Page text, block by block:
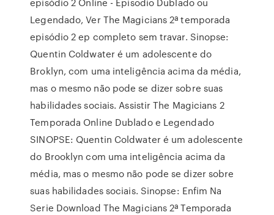
Legendado, Ver The Magicians 2ª temporada
episódio 2 ep completo sem travar. Sinopse:
Quentin Coldwater é um adolescente do
Broklyn, com uma inteligência acima da média,
mas o mesmo não pode se dizer sobre suas
habilidades sociais. Assistir The Magicians 2
Temporada Online Dublado e Legendado
SINOPSE: Quentin Coldwater é um adolescente
do Brooklyn com uma inteligência acima da
média, mas o mesmo não pode se dizer sobre
suas habilidades sociais. Sinopse: Enfim Na
Serie Download The Magicians 2ª Temporada